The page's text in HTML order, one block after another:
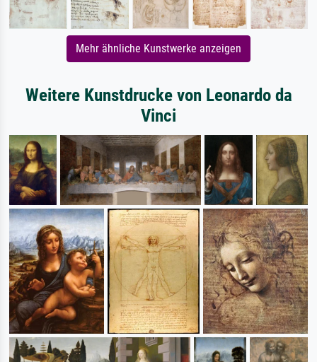
Mehr ähnliche Kunstwerke anzeigen
Weitere Kunstdrucke von Leonardo da
Vinci